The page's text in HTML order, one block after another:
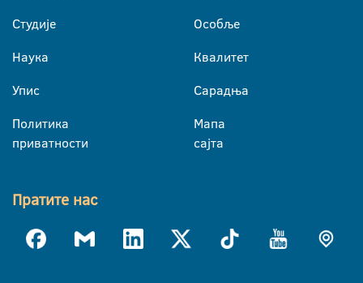
Студије
Наука
Упис
Политика
приватности
Особље
Квалитет
Сарадња
Мапа
сајта
Пратите нас